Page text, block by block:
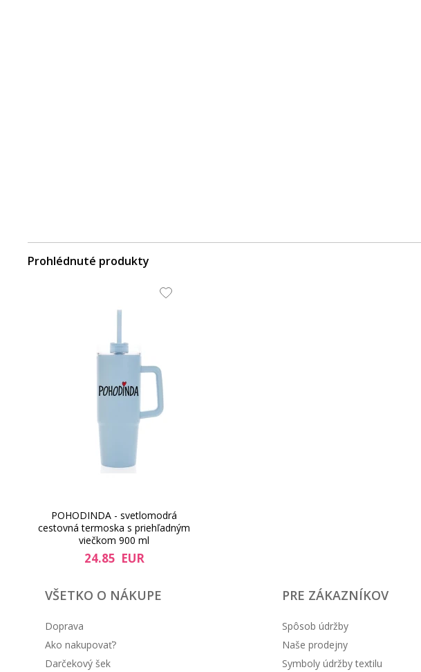
Prohlédnuté produkty
POHODINDA - svetlomodrá
cestovná termoska s priehľadným
viečkom 900 ml
24.85 EUR
VŠETKO O NÁKUPE
Doprava
Ako nakupovať?
Darčekový šek
PRE ZÁKAZNÍKOV
Spôsob údržby
Naše prodejny
Symboly údržby textilu